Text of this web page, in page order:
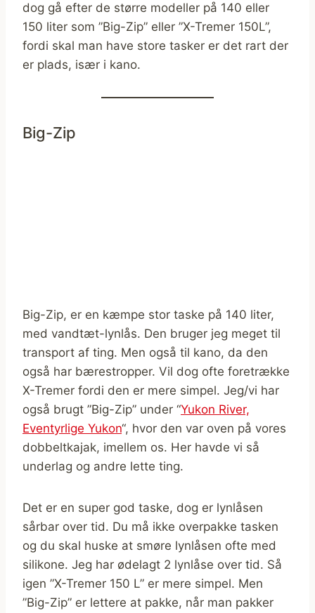
dog gå efter de større modeller på 140 eller
150 liter som ”Big-Zip” eller ”X-Tremer 150L”,
fordi skal man have store tasker er det rart der
er plads, især i kano.
Big-Zip
Big-Zip, er en kæmpe stor taske på 140 liter,
med vandtæt-lynlås. Den bruger jeg meget til
transport af ting. Men også til kano, da den
også har bærestropper. Vil dog ofte foretrække
X-Tremer fordi den er mere simpel. Jeg/vi har
også brugt ”Big-Zip” under “Yukon River,
Eventyrlige Yukon“, hvor den var oven på vores
dobbeltkajak, imellem os. Her havde vi så
underlag og andre lette ting.
Det er en super god taske, dog er lynlåsen
sårbar over tid. Du må ikke overpakke tasken
og du skal huske at smøre lynlåsen ofte med
silikone. Jeg har ødelagt 2 lynlåse over tid. Så
igen ”X-Tremer 150 L” er mere simpel. Men
”Big-Zip” er lettere at pakke, når man pakker